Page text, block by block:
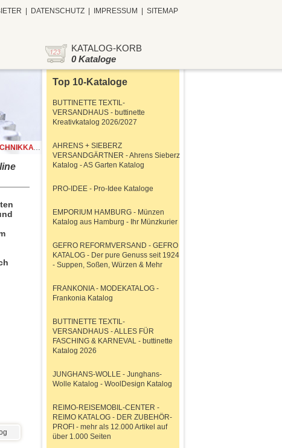
DATENSCHUTZ IMPRESSUM SITEMAP
KATALOG-KORB
0 Kataloge
im Online Shop!
Top 10-Kataloge
BUTTINETTE TEXTIL-
VERSANDHAUS - buttinette
Kreativkatalog 2026/2027
AHRENS + SIEBERZ
VERSANDGÄRTNER - Ahrens Sieberz
Katalog - AS Garten Katalog
PRO-IDEE - Pro-Idee Kataloge
EMPORIUM HAMBURG - Münzen
Katalog aus Hamburg - Ihr Münzkurier
GEFRO REFORMVERSAND - GEFRO
KATALOG - Der pure Genuss seit 1924
- Suppen, Soßen, Würzen & Mehr
FRANKONIA - MODEKATALOG -
Frankonia Katalog
BUTTINETTE TEXTIL-
VERSANDHAUS - ALLES FÜR
FASCHING & KARNEVAL - buttinette
Katalog 2026
JUNGHANS-WOLLE - Junghans-
Wolle Katalog - WoolDesign Katalog
REIMO-REISEMOBIL-CENTER -
REIMO KATALOG - DER ZUBEHÖR-
PROFI - mehr als 12.000 Artikel auf
über 1.000 Seiten